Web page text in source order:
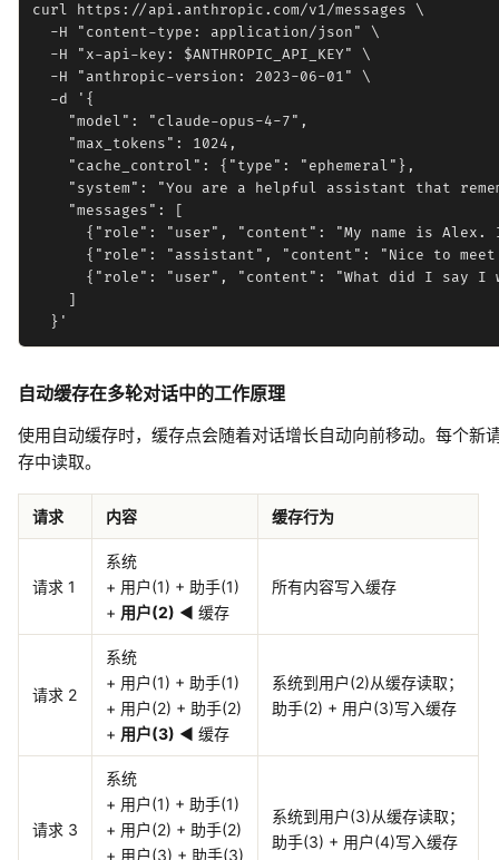
curl https://api.anthropic.com/v1/messages \
  -H "content-type: application/json" \
  -H "x-api-key: $ANTHROPIC_API_KEY" \
  -H "anthropic-version: 2023-06-01" \
  -d '{
    "model": "claude-opus-4-7",
    "max_tokens": 1024,
    "cache_control": {"type": "ephemeral"},
"system": "You are a helpful assistant that
    "messages": [
{"role": "user", "content": "My name is Alex.
{"role": "assistant", "content": "Nice to
{"role": "user", "content": "What did I say I
    ]
自动缓存在多轮对话中的工作原理
使用自动缓存时，缓存点会随着对话增长自动向前移动。每个
存中读取。
请求 内容 缓存行为
请求 1
系统
+ 用户(1) + 助手(1)
+ 用户(2) ◀ 缓存
所有内容写入缓存
请求 2
系统
+ 用户(1) + 助手(1)
+ 用户(2) + 助手(2)
+ 用户(3) ◀ 缓存
系统到用户(2)从缓存读取；
助手(2) + 用户(3)写入缓存
请求 3
系统
+ 用户(1) + 助手(1)
+ 用户(2) + 助手(2)
+ 用户(3) + 助手(3)
系统到用户(3)从缓存读取；
助手(3) + 用户(4)写入缓存